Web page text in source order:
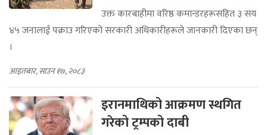
उक्त कारबाहीमा वरिष्ठ कमान्डरहरूसहित ३ सय
४५ जनालाई पक्राउ गरिएको सरकारी अधिकारीहरूले जानकारी दिएका छन्
।
आइतबार, साउन १७, २०८३
इरानमाथिको आक्रमण स्थगित
गरेको ट्रम्पको दाबी